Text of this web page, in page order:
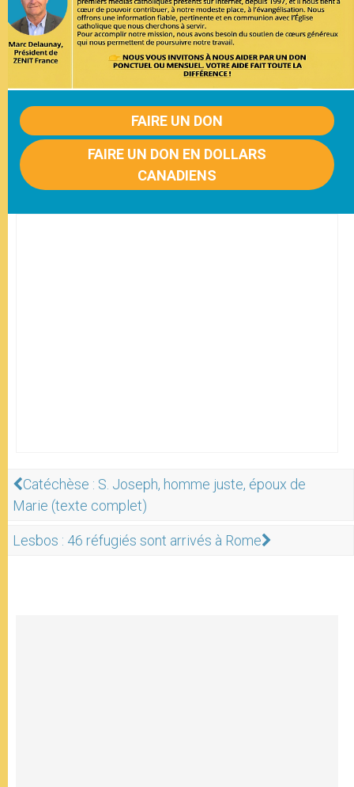
FAIRE UN DON
FAIRE UN DON EN DOLLARS
CANADIENS
Catéchèse : S. Joseph, homme juste, époux de
Marie (texte complet)
Lesbos : 46 réfugiés sont arrivés à Rome